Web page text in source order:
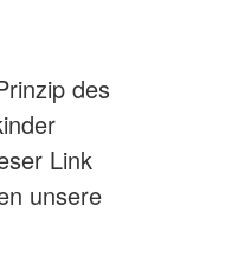
des
Link
unsere